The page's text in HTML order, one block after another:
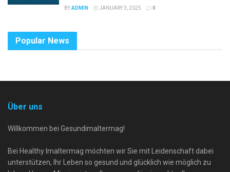
BYADMIN JANUARY 3, 2025 0
Popular News
Über uns
Willkommen bei Gesundimaltermag!
Bei Healthy Imaltermag möchten wir Sie mit Leidenschaft dabei
unterstützen, Ihr Leben so gesund und glücklich wie möglich zu